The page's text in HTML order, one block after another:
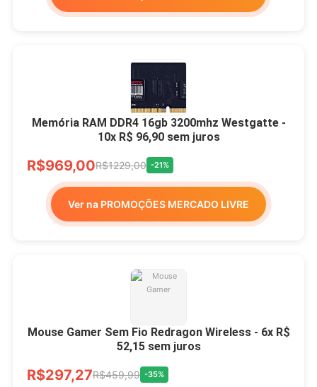
Memória RAM DDR4 16gb 3200mhz Westgatte -
10x R$ 96,90 sem juros
R$969,00R$1229,00 -21%
Ver na PROMOÇÕES MERCADO LIVRE
Mouse Gamer Sem Fio Redragon Wireless - 6x R$
52,15 sem juros
R$297,27R$459,99 -35%